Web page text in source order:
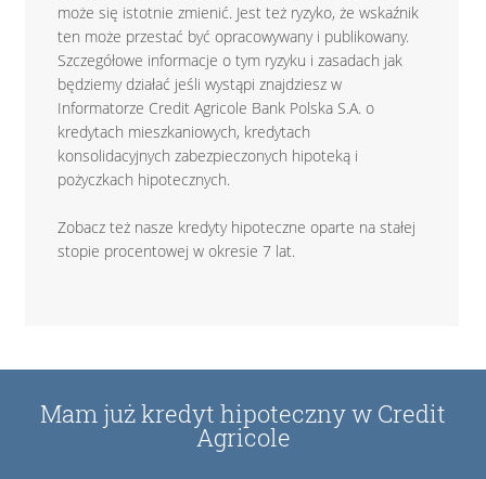
może się istotnie zmienić. Jest też ryzyko, że wskaźnik
ten może przestać być opracowywany i publikowany.
Szczegółowe informacje o tym ryzyku i zasadach jak
będziemy działać jeśli wystąpi znajdziesz w
Informatorze Credit Agricole Bank Polska S.A. o
kredytach mieszkaniowych, kredytach
konsolidacyjnych zabezpieczonych hipoteką i
pożyczkach hipotecznych.
Zobacz też nasze kredyty hipoteczne oparte na stałej
stopie procentowej w okresie 7 lat.
Mam już kredyt hipoteczny w Credit
Agricole